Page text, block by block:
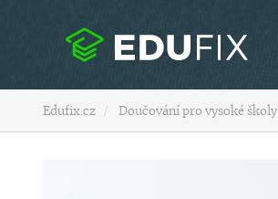
Edufix.cz Doučování pro vysoké školy